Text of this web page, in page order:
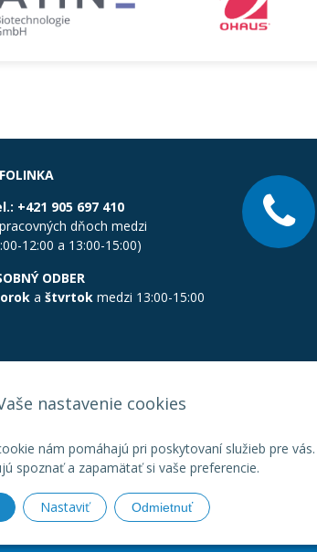
nastavenie cookies
nám pomáhajú pri poskytovaní služieb pre vás.
spoznať a zapamätať si vaše preferencie.
Nastaviť Odmietnuť
+421 905 697 410
dňoch medzi
12:00 a 13:00-15:00)
ODBER
a štvrtok medzi 13:00-15:00
•Created&e-shop Pohoda connector